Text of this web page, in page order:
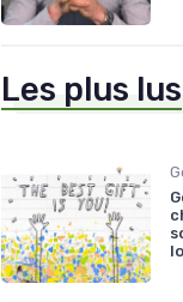
Les plus lus